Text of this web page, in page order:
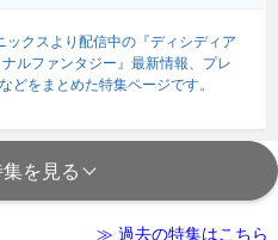
ックスより配信中の『ディシディア
ルファンタジー』最新情報、プレ
どをまとめた特集ページです。
を見る
≫ 過去の特集はこちら